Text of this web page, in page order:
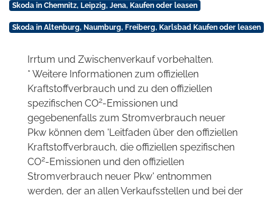
Skoda in Chemnitz, Leipzig, Jena, Kaufen oder leasen
Skoda in Altenburg, Naumburg, Freiberg, Karlsbad Kaufen oder leasen
Irrtum und Zwischenverkauf vorbehalten.
* Weitere Informationen zum offiziellen
Kraftstoffverbrauch und zu den offiziellen
spezifischen CO2-Emissionen und
gegebenenfalls zum Stromverbrauch neuer
Pkw können dem 'Leitfaden über den offiziellen
Kraftstoffverbrauch, die offiziellen spezifischen
CO2-Emissionen und den offiziellen
Stromverbrauch neuer Pkw' entnommen
werden, der an allen Verkaufsstellen und bei der